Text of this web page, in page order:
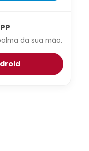
da sua mão.